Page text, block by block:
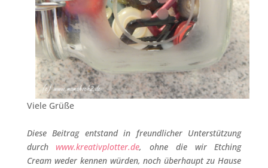
Viele Grüße
Diese Beitrag entstand in freundlicher Unterstützung
durchwww.kreativplotter.de, ohne die wir Etching
Cream weder kennen würden, noch überhaupt zu Hause